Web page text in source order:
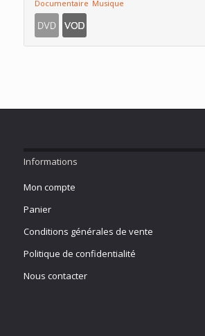
Documentaire Musique
Informations
Mon compte
Panier
Conditions générales de vente
Politique de confidentialité
Nous contacter